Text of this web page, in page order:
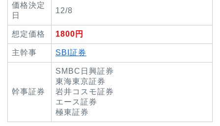
価格決定
日
12/8
想定価格 1800円
主幹事 SBI証券
幹事証券
SMBC日興証券
東海東京証券
岩井コスモ証券
エース証券
極東証券